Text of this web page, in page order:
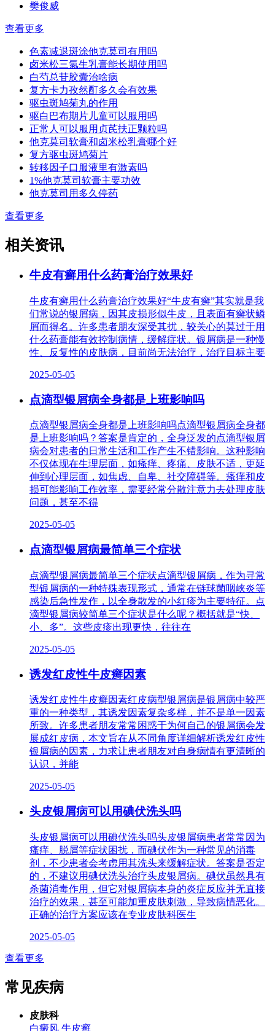
樊俊威
查看更多
色素减退斑涂他克莫司有用吗
卤米松三氯生乳膏能长期使用吗
白芍总苷胶囊治啥病
复方卡力孜然酊多久会有效果
驱虫斑鸠菊丸的作用
驱白巴布期片儿童可以服用吗
正常人可以服用贞芪扶正颗粒吗
他克莫司软膏和卤米松乳膏哪个好
复方驱虫斑鸠菊片
转移因子口服液里有激素吗
1%他克莫司软膏主要功效
他克莫司用多久停药
查看更多
相关资讯
牛皮有癣用什么药膏治疗效果好
牛皮有癣用什么药膏治疗效果好“牛皮有癣”其实就是我
们常说的银屑病，因其皮损形似牛皮，且表面有癣状鳞
屑而得名。许多患者朋友深受其扰，较关心的莫过于用
什么药膏能有效控制病情，缓解症状。银屑病是一种慢
性、反复性的皮肤病，目前尚无法治疗，治疗目标主要
2025-05-05
点滴型银屑病全身都是上班影响吗
点滴型银屑病全身都是上班影响吗点滴型银屑病全身都
是上班影响吗？答案是肯定的，全身泛发的点滴型银屑
病会对患者的日常生活和工作产生不错影响。这种影响
不仅体现在生理层面，如瘙痒、疼痛、皮肤不适，更延
伸到心理层面，如焦虑、自卑、社交障碍等。瘙痒和皮
损可能影响工作效率，需要经常分散注意力去处理皮肤
问题，甚至不得
2025-05-05
点滴型银屑病最简单三个症状
点滴型银屑病最简单三个症状点滴型银屑病，作为寻常
型银屑病的一种特殊表现形式，通常在链球菌咽峡炎等
感染后急性发作，以全身散发的小红疹为主要特征。点
滴型银屑病较简单三个症状是什么呢？概括就是“快、
小、多”。这些皮疹出现更快，往往在
2025-05-05
诱发红皮性牛皮癣因素
诱发红皮性牛皮癣因素红皮病型银屑病是银屑病中较严
重的一种类型，其诱发因素复杂多样，并不是单一因素
所致。许多患者朋友常常困惑于为何自己的银屑病会发
展成红皮病，本文旨在从不同角度详细解析诱发红皮性
银屑病的因素，力求让患者朋友对自身病情有更清晰的
认识，并能
2025-05-05
头皮银屑病可以用碘伏洗头吗
头皮银屑病可以用碘伏洗头吗头皮银屑病患者常常因为
瘙痒、脱屑等症状困扰，而碘伏作为一种常见的消毒
剂，不少患者会考虑用其洗头来缓解症状。答案是否定
的，不建议用碘伏洗头治疗头皮银屑病。碘伏虽然具有
杀菌消毒作用，但它对银屑病本身的炎症反应并无直接
治疗的效果，甚至可能加重皮肤刺激，导致病情恶化。
正确的治疗方案应该在专业皮肤科医生
2025-05-05
查看更多
常见疾病
皮肤科
白癜风 牛皮癣